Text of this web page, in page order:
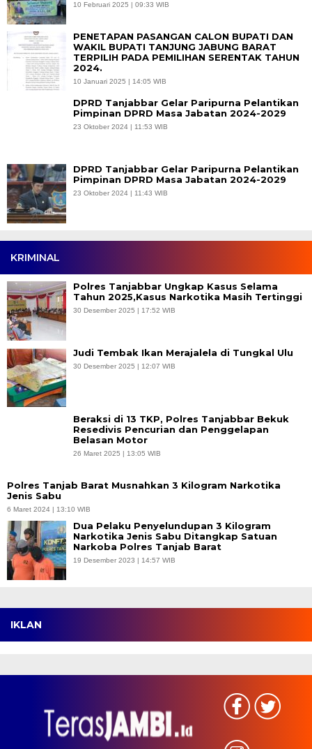
10 Februari 2025 | 09:33 WIB
PENETAPAN PASANGAN CALON BUPATI DAN
WAKIL BUPATI TANJUNG JABUNG BARAT
TERPILIH PADA PEMILIHAN SERENTAK TAHUN
2024.
10 Januari 2025 | 14:05 WIB
DPRD Tanjabbar Gelar Paripurna Pelantikan
Pimpinan DPRD Masa Jabatan 2024-2029
23 Oktober 2024 | 11:53 WIB
DPRD Tanjabbar Gelar Paripurna Pelantikan
Pimpinan DPRD Masa Jabatan 2024-2029
23 Oktober 2024 | 11:43 WIB
KRIMINAL
Polres Tanjabbar Ungkap Kasus Selama
Tahun 2025,Kasus Narkotika Masih Tertinggi
30 Desember 2025 | 17:52 WIB
Judi Tembak Ikan Merajalela di Tungkal Ulu
30 Desember 2025 | 12:07 WIB
Beraksi di 13 TKP, Polres Tanjabbar Bekuk
Resedivis Pencurian dan Penggelapan
Belasan Motor
26 Maret 2025 | 13:05 WIB
Polres Tanjab Barat Musnahkan 3 Kilogram Narkotika
Jenis Sabu
6 Maret 2024 | 13:10 WIB
Dua Pelaku Penyelundupan 3 Kilogram
Narkotika Jenis Sabu Ditangkap Satuan
Narkoba Polres Tanjab Barat
19 Desember 2023 | 14:57 WIB
IKLAN